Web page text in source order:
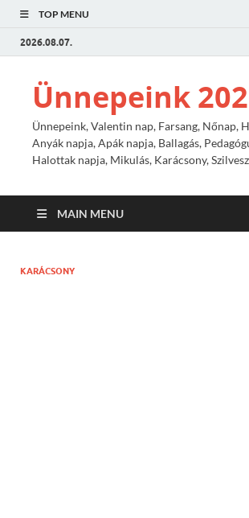
TOP MENU
2026.08.07.
Ünnepeink
Ünnepeink, Valentin nap, Farsang, Nőnap,
Anyák napja, Apák napja, Ballagás,
Halottak napja, Mikulás, Karácsony,
MAIN MENU
KARÁCSONY